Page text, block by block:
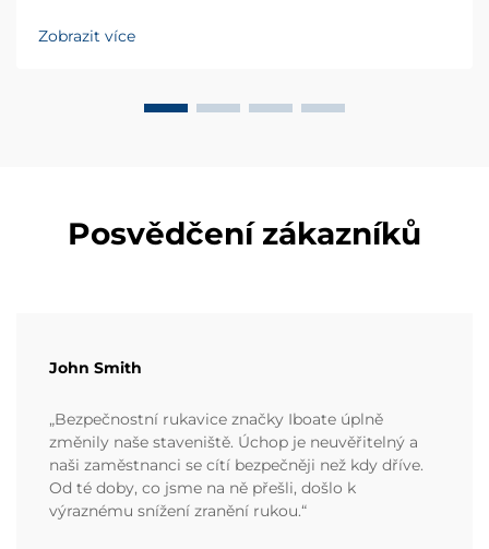
týmu během zimního přepracování za mrazivého
Zobrazit více
Posvědčení zákazníků
John Smith
„Bezpečnostní rukavice značky Iboate úplně
změnily naše staveniště. Úchop je neuvěřitelný a
naši zaměstnanci se cítí bezpečněji než kdy dříve.
Od té doby, co jsme na ně přešli, došlo k
výraznému snížení zranění rukou.“